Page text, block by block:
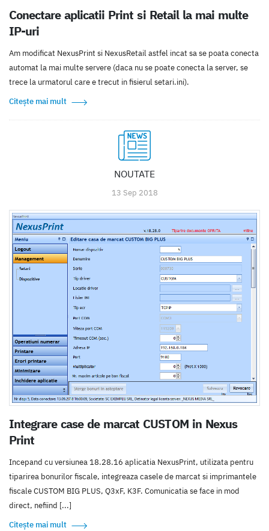
Conectare aplicatii Print si Retail la mai multe
IP-uri
Am modificat NexusPrint si NexusRetail astfel incat sa se poata conecta
automat la mai multe servere (daca nu se poate conecta la server, se
trece la urmatorul care e trecut in fisierul setari.ini).
Citește mai mult
NOUTATE
13 Sep 2018
Integrare case de marcat CUSTOM in Nexus
Print
Incepand cu versiunea 18.28.16 aplicatia NexusPrint, utilizata pentru
tiparirea bonurilor fiscale, integreaza casele de marcat si imprimantele
fiscale CUSTOM BIG PLUS, Q3xF, K3F. Comunicatia se face in mod
direct, nefiind [...]
Citește mai mult